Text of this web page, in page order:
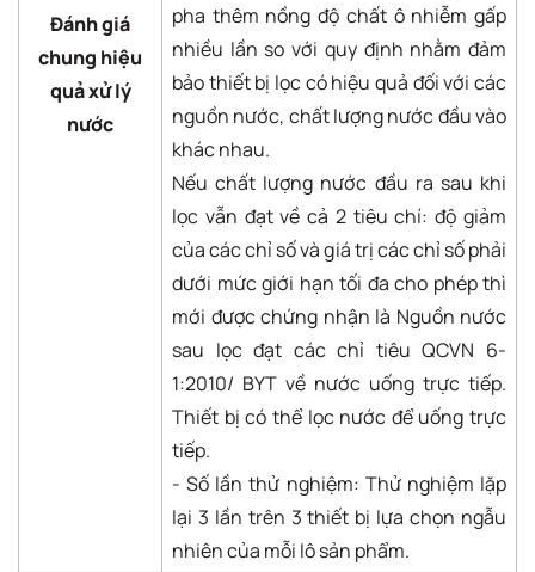
Đánh giá
chung hiệu
quả xử lý
nước
pha thêm nồng độ chất ô nhiễm gấp
nhiều lần so với quy định nhằm đảm
bảo thiết bị lọc có hiệu quả đối với các
nguồn nước, chất lượng nước đầu vào
khác nhau.
Nếu chất lượng nước đầu ra sau khi
lọc vẫn đạt về cả 2 tiêu chí: độ giảm
của các chỉ số và giá trị các chỉ số phải
dưới mức giới hạn tối đa cho phép thì
mới được chứng nhận là Nguồn nước
sau lọc đạt các chỉ tiêu QCVN 6-
1:2010/ BYT về nước uống trực tiếp.
Thiết bị có thể lọc nước để uống trực
tiếp.
- Số lần thử nghiệm: Thử nghiệm lặp
lại 3 lần trên 3 thiết bị lựa chọn ngẫu
nhiên của mỗi lô sản phẩm.